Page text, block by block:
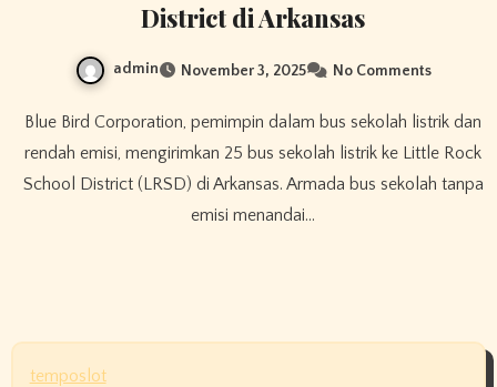
District di Arkansas
admin November 3, 2025 No Comments
Blue Bird Corporation, pemimpin dalam bus sekolah listrik dan
rendah emisi, mengirimkan 25 bus sekolah listrik ke Little Rock
School District (LRSD) di Arkansas. Armada bus sekolah tanpa
emisi menandai…
temposlot